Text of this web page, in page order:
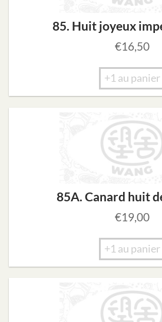
85. Huit joyeux
€16,50
+1 au panier
85A. Canard huit
€19,00
+1 au panier